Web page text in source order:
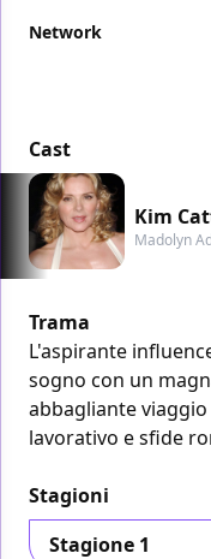
Network
Cast
Kim
Madolyn
Trama
L'aspirante
sogno con un
abbagliante
lavorativo e sfide
Stagioni
Stagione 1